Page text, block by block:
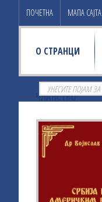
ПОЧЕТНА МАПА САЈТА
О СТРАНЦИ
ЧЛАНСТВО